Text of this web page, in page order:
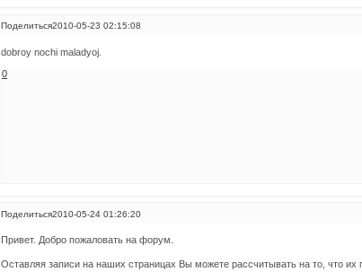
Поделиться2010-05-23 02:15:08
dobroy nochi maladyoj.
0
Поделиться2010-05-24 01:26:20
Привет. Добро пожаловать на форум.
Оставляя записи на наших страницах Вы можете рассчитывать на то, что их